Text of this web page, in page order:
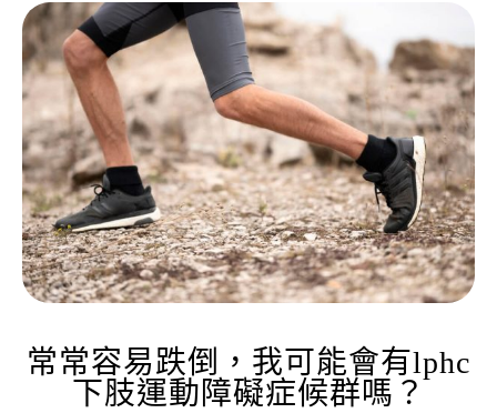
常常容易跌倒，我可能會有lphc
下肢運動障礙症候群嗎？